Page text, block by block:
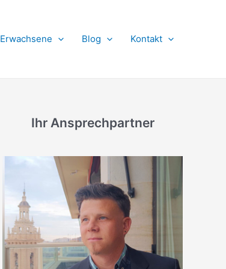
Erwachsene Blog Kontakt
Ihr Ansprechpartner